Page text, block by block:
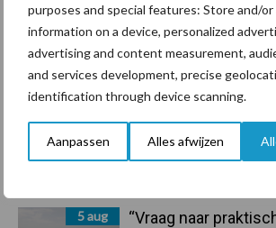
purposes and special features: Store and/or
information on a device, personalized
advertising and content measurement,
and services development, precise
identification through device scanning.
Aanpassen Alles afwijzen
Sidebar
6 aug
ForFarmers ziet
marktaandeel
Nederlandse markt
langere levensduur
5 aug
“Vraag naar